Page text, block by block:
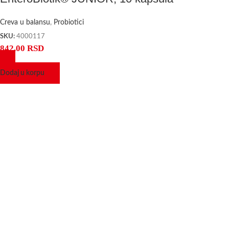
Creva u balansu, Probiotici
SKU: 4000117
842,00 RSD
Dodaj u korpu